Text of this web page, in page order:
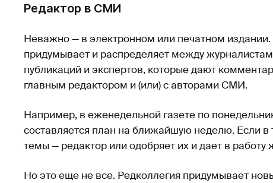
Редактор в СМИ
Неважно — в электронном или печатном
придумывает и распределяет между
публикаций и экспертов, которые дают
главным редактором и (или) с авторами СМИ.
Например, в еженедельной газете по
составляется план на ближайшую неделю. Если
темы — редактор или одобряет их и дает в работу
Но это еще не все. Редколлегия придумывает